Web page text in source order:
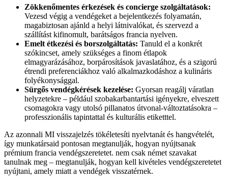
Zökkenőmentes érkezések és concierge szolgáltatások:
Vezesd végig a vendégeket a bejelentkezés folyamatán,
magabiztosan ajánld a helyi látnivalókat, és szervezd a
szállítást kifinomult, barátságos francia nyelven.
Emelt étkezési és borszolgáltatás: Tanuld el a konkrét
szókincset, amely szükséges a finom étlapok
elmagyarázásához, borpárosítások javaslatához, és a szigorú
étrendi preferenciákhoz való alkalmazkodáshoz a kulináris
folyékonysággal.
Sürgős vendégkérések kezelése: Gyorsan reagálj váratlan
helyzetekre – például szobakarbantartási igényekre, elveszett
csomagokra vagy utolsó pillanatos útvonal-változtatásokra –
professzionális tapintattal és kulturális etiketttel.
Az azonnali MI visszajelzés tökéletesíti nyelvtanát és hangvételét,
így munkatársaid pontosan megtanulják, hogyan nyújtsanak
prémium francia vendégszeretetet. nem csak német szavakat
tanulnak meg – megtanulják, hogyan kell kivételes vendégszeretetet
nyújtani, amely miatt a vendégek visszatérnek.